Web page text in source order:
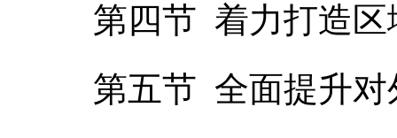
第四节 着力打造
第五节 全面提升对